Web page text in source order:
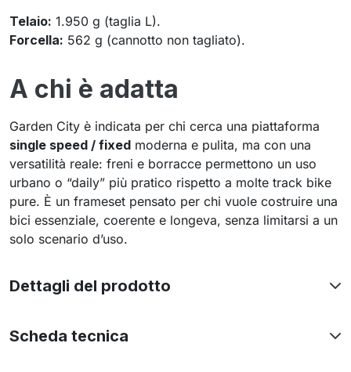
Telaio: 1.950 g (taglia L).
Forcella: 562 g (cannotto non tagliato).
A chi è adatta
Garden City è indicata per chi cerca una piattaforma
single speed / fixed moderna e pulita, ma con una
versatilità reale: freni e borracce permettono un uso
urbano o “daily” più pratico rispetto a molte track bike
pure. È un frameset pensato per chi vuole costruire una
bici essenziale, coerente e longeva, senza limitarsi a un
solo scenario d’uso.
Dettagli del prodotto
Scheda tecnica